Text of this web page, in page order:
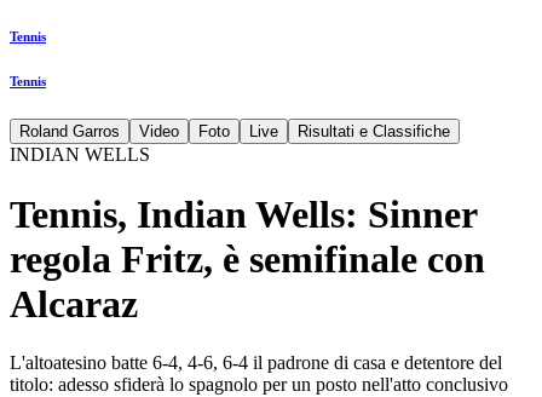
Tennis
Tennis
Roland Garros Video Foto Live Risultati e Classifiche
INDIAN WELLS
Tennis, Indian Wells: Sinner
regola Fritz, è semifinale con
Alcaraz
L'altoatesino batte 6-4, 4-6, 6-4 il padrone di casa e detentore del
titolo: adesso sfiderà lo spagnolo per un posto nell'atto conclusivo